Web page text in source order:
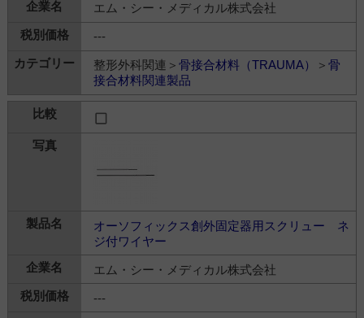
エム・シー・メディカル株式会社
---
整形外科関連＞ 骨接合材料（TRAUMA） ＞ 骨
接合材料関連製品
オーソフィックス創外固定器用スクリュー ネ
ジ付ワイヤー
エム・シー・メディカル株式会社
---